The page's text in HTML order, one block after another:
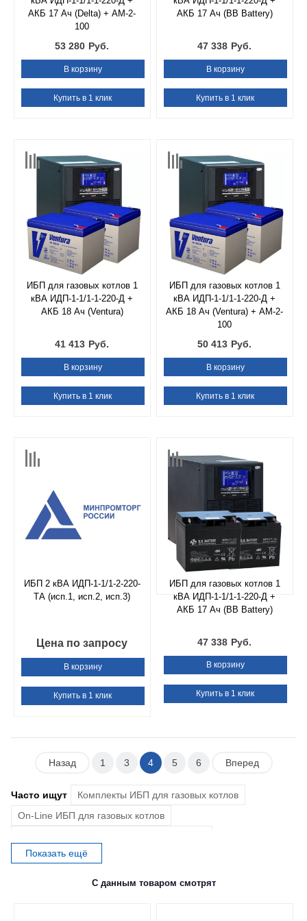
АКБ 17 Ач (Delta) + АМ-2-
100
53 280 Руб.
В корзину
Купить в 1 клик
АКБ 17 Ач (BB Battery)
47 338 Руб.
В корзину
Купить в 1 клик
ИБП для газовых котлов 1
кВА ИДП-1-1/1-1-220-Д +
АКБ 18 Ач (Ventura)
41 413 Руб.
В корзину
Купить в 1 клик
ИБП для газовых котлов 1
кВА ИДП-1-1/1-1-220-Д +
АКБ 18 Ач (Ventura) + АМ-2-
100
50 413 Руб.
В корзину
Купить в 1 клик
ИБП 2 кВА ИДП-1-1/1-2-220-
ТА (исп.1, исп.2, исп.3)
Цена по запросу
В корзину
Купить в 1 клик
ИБП для газовых котлов 1
кВА ИДП-1-1/1-1-220-Д +
АКБ 17 Ач (BB Battery)
47 338 Руб.
В корзину
Купить в 1 клик
Назад 1 3 4 5 6 Вперед
Часто ищут
Комплекты ИБП для газовых котлов
On-Line ИБП для газовых котлов
ИБП для газовых котлов со встроенным аккумулятором
ИБП для газовых котлов с внешним аккумулятором
Показать ещё
С данным товаром смотрят